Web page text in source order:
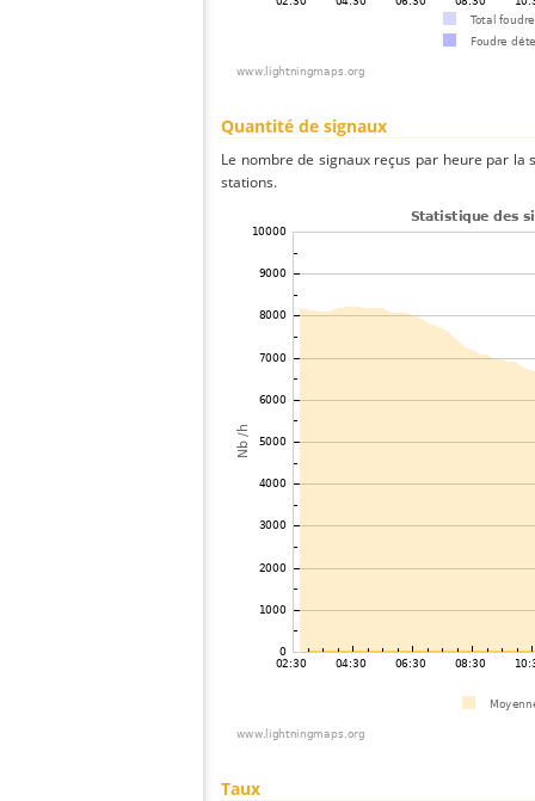
Quantité de signaux
Le nombre de signaux reçus par heure par
stations.
Taux